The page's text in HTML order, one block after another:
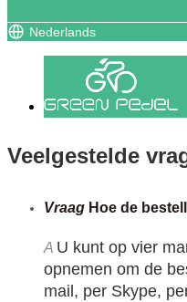
Nederlands
Veelgestelde
Vraag Hoe de
A U kunt op vier
opnemen om de
mail, per Skype,